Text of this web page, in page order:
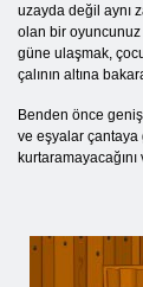
uzayda değil aynı
olan bir
güne ulaşmak,
çalının altına
Benden önce
ve eşyalar çantaya
kurtaramayacağını